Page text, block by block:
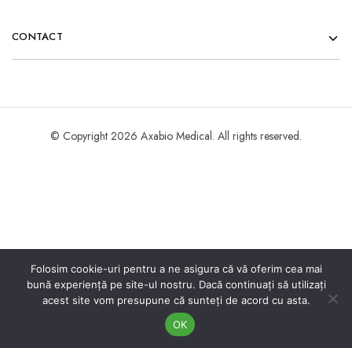
CONTACT
© Copyright 2026 Axabio Medical. All rights reserved.
Folosim cookie-uri pentru a ne asigura că vă oferim cea mai
bună experiență pe site-ul nostru. Dacă continuați să utilizați
acest site vom presupune că sunteți de acord cu asta.
OK